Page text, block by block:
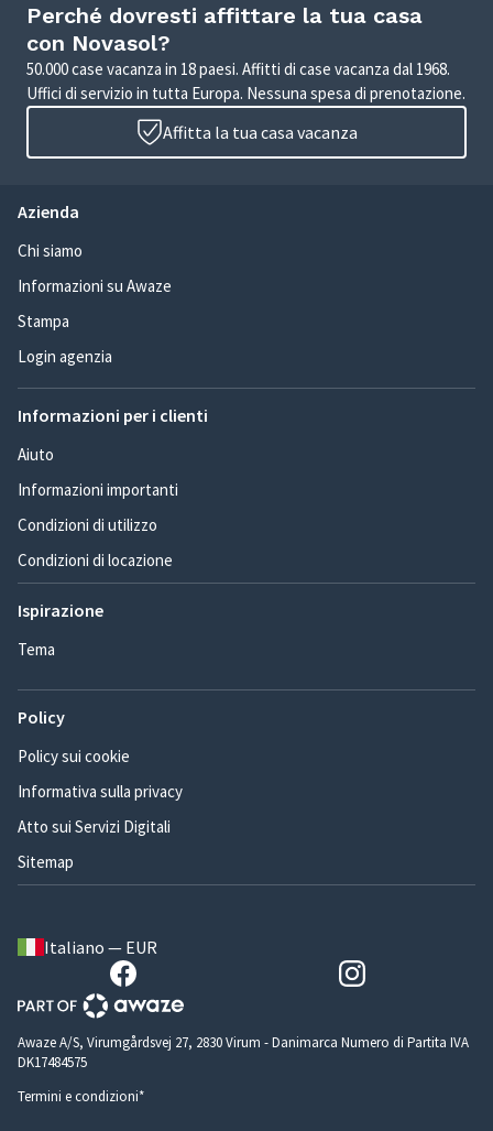
Perché dovresti affittare la tua casa
con Novasol?
50.000 case vacanza in 18 paesi. Affitti di case vacanza dal 1968.
Uffici di servizio in tutta Europa. Nessuna spesa di prenotazione.
Affitta la tua casa vacanza
Azienda
Chi siamo
Informazioni su Awaze
Stampa
Login agenzia
Informazioni per i clienti
Aiuto
Informazioni importanti
Condizioni di utilizzo
Condizioni di locazione
Ispirazione
Tema
Policy
Policy sui cookie
Informativa sulla privacy
Atto sui Servizi Digitali
Sitemap
Italiano — EUR
Awaze A/S, Virumgårdsvej 27, 2830 Virum - Danimarca Numero di Partita IVA
DK17484575
Termini e condizioni*